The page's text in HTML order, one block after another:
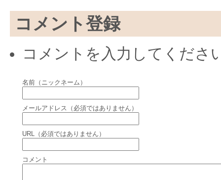
コメント登録
コメントを入力してくださ
名前（ニックネーム）
メールアドレス（必須ではありません）
URL（必須ではありません）
コメント